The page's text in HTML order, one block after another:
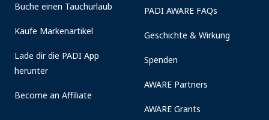
Buche einen Tauchurlaub
Kaufe Markenartikel
Lade dir die PADI App
herunter
Become an Affiliate
PADI AWARE FAQs
Geschichte & Wirkung
Spenden
AWARE Partners
AWARE Grants